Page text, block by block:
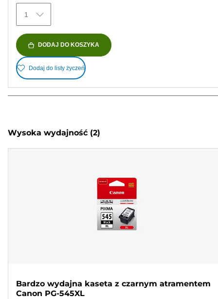
1
DODAJ DO KOSZYKA
Dodaj do listy życzeń
Wysoka wydajność (2)
Bardzo wydajna kaseta z czarnym atramentem
Canon PG-545XL